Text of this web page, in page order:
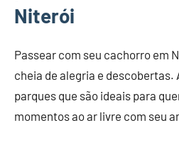
Niterói
Passear com seu cachorro em
cheia de alegria e descobertas.
parques que são ideais para
momentos ao ar livre com seu